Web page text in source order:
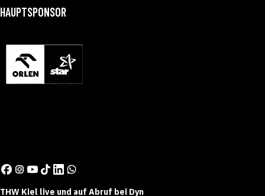
HAUPTSPONSOR
THW Kiel live und auf Abruf bei Dyn